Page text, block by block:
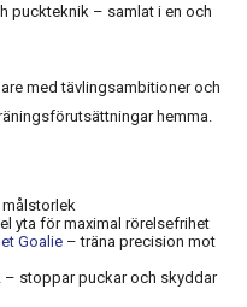
puckteknik – samlat i en och
med tävlingsambitioner och
hemma.
yta för maximal rörelsefrihet
Goalie – träna precision mot
– stoppar puckar och skyddar